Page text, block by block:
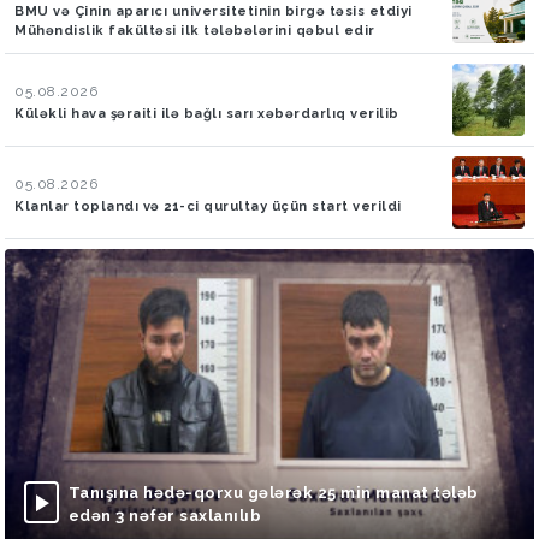
BMU və Çinin aparıcı universitetinin birgə təsis etdiyi
Mühəndislik fakültəsi ilk tələbələrini qəbul edir
05.08.2026
Küləkli hava şəraiti ilə bağlı sarı xəbərdarlıq verilib
05.08.2026
Klanlar toplandı və 21-ci qurultay üçün start verildi
Tanışına hədə-qorxu gələrək 25 min manat tələb
edən 3 nəfər saxlanılıb